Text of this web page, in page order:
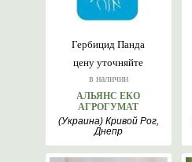
цену уточняйте
в наличии
Гербицид Панда
АЛЬЯНС ЕКО
АГРОГУМАТ
(Украина) Кривой Рог,
Днепр